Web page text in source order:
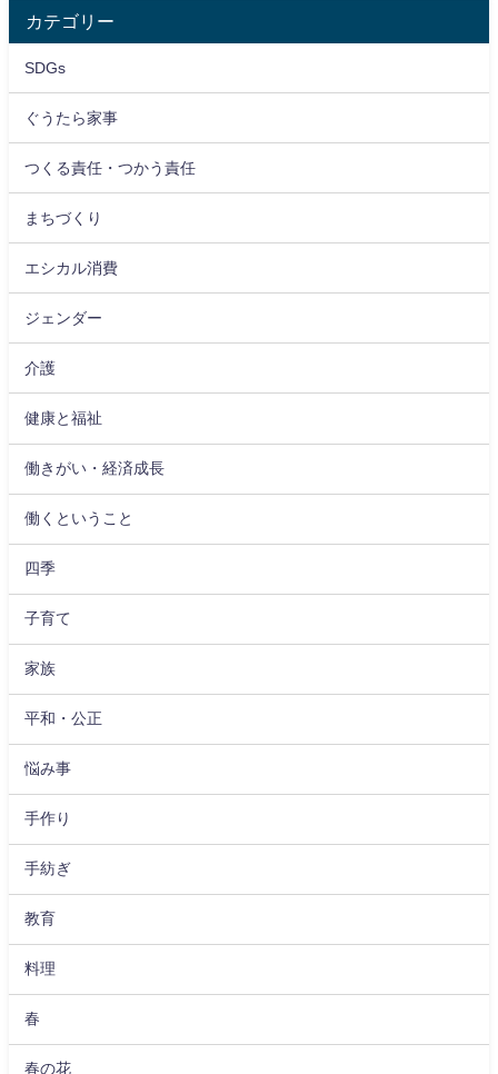
カテゴリー
SDGs
ぐうたら家事
つくる責任・つかう責任
まちづくり
エシカル消費
ジェンダー
介護
健康と福祉
働きがい・経済成長
働くということ
四季
子育て
家族
平和・公正
悩み事
手作り
手紡ぎ
教育
料理
春
春の花